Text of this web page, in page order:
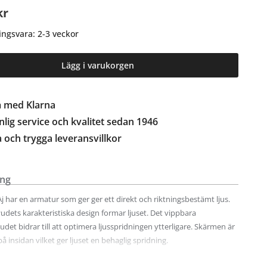
2-3 veckor
Lägg i varukorgen
med Klarna
service och kvalitet sedan 1946
och trygga leveransvillkor
har en armatur som ger ger ett direkt och riktningsbestämt ljus.
karakteristiska design formar ljuset. Det vippbara
bidrar till att optimera ljusspridningen ytterligare. Skärmen är
insidan vilket ger ljuset en behaglig spridning.
2,6 m